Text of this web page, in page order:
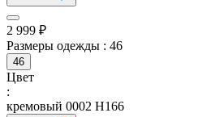
2 999 ₽
Размеры одежды : 46
46
Цвет
:
кремовый 0002 Н166